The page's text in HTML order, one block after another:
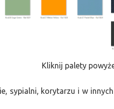
Kliknij palety
sypialni, korytarzu i w